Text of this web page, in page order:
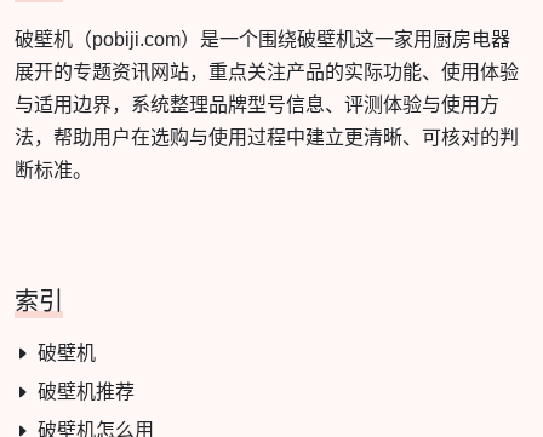
破壁机（pobiji.com）是一个围绕破壁机这一家用厨房电器
展开的专题资讯网站，重点关注产品的实际功能、使用体验
与适用边界，系统整理品牌型号信息、评测体验与使用方
法，帮助用户在选购与使用过程中建立更清晰、可核对的判
断标准。
索引
破壁机
破壁机推荐
破壁机怎么用